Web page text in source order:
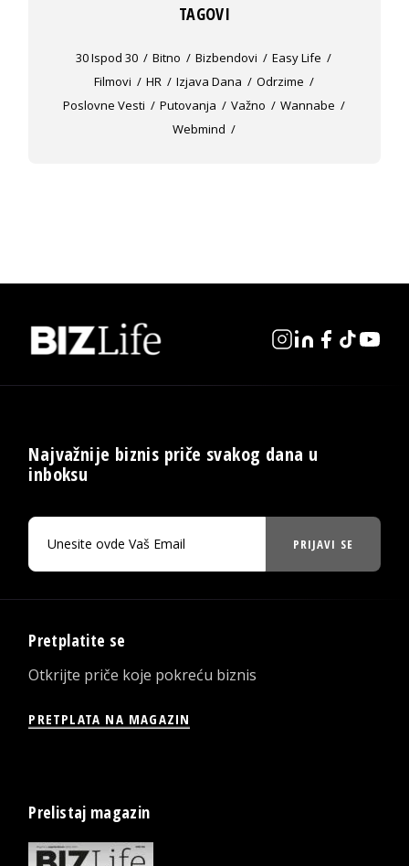
TAGOVI
30 Ispod 30 Bitno Bizbendovi
Easy Life
Filmovi
HR Izjava Dana
Odrzime
Poslovne Vesti
Putovanja Važno
Wannabe
Webmind
Najvažnije biznis priče svakog dana u
inboksu
PRIJAVI SE
Pretplatite se
Otkrijte priče koje pokreću biznis
PRETPLATA NA MAGAZIN
Prelistaj magazin